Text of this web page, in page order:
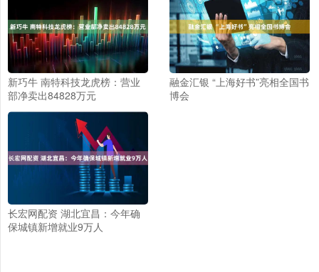
新巧牛 南特科技龙虎榜：营业
部净卖出84828万元
融金汇银 “上海好书”亮相全国书
博会
长宏网配资 湖北宜昌：今年确
保城镇新增就业9万人